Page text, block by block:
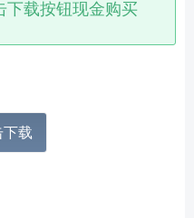
下载按钮现金购买
下载